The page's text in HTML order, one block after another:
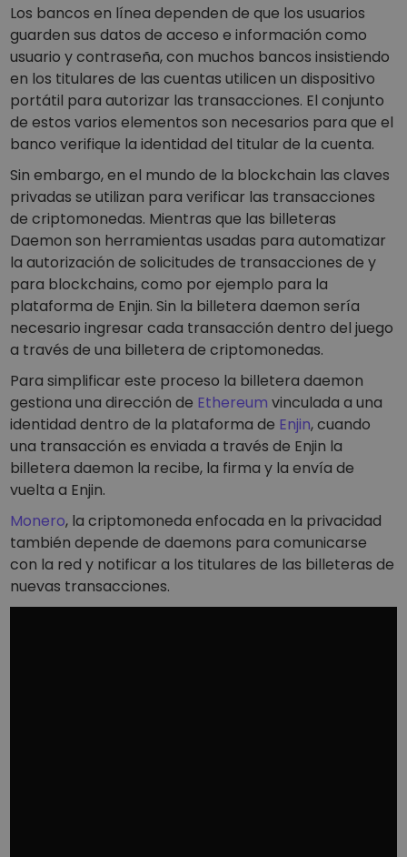
Los bancos en línea dependen de que los usuarios
guarden sus datos de acceso e información como
usuario y contraseña, con muchos bancos insistiendo
en los titulares de las cuentas utilicen un dispositivo
portátil para autorizar las transacciones. El conjunto
de estos varios elementos son necesarios para que el
banco verifique la identidad del titular de la cuenta.
Sin embargo, en el mundo de la blockchain las claves
privadas se utilizan para verificar las transacciones
de criptomonedas. Mientras que las billeteras
Daemon son herramientas usadas para automatizar
la autorización de solicitudes de transacciones de y
para blockchains, como por ejemplo para la
plataforma de Enjin. Sin la billetera daemon sería
necesario ingresar cada transacción dentro del juego
a través de una billetera de criptomonedas.
Para simplificar este proceso la billetera daemon
gestiona una dirección de Ethereum vinculada a una
identidad dentro de la plataforma de Enjin, cuando
una transacción es enviada a través de Enjin la
billetera daemon la recibe, la firma y la envía de
vuelta a Enjin.
Monero, la criptomoneda enfocada en la privacidad
también depende de daemons para comunicarse
con la red y notificar a los titulares de las billeteras de
nuevas transacciones.